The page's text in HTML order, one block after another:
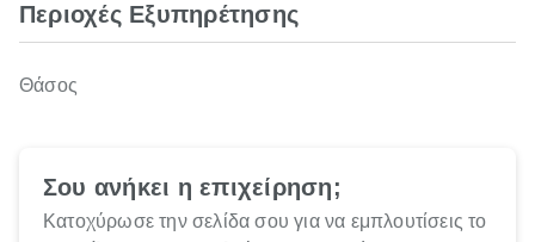
Περιοχές Εξυπηρέτησης
Θάσος
Σου ανήκει η επιχείρηση;
Κατοχύρωσε την σελίδα σου για να εμπλουτίσεις το